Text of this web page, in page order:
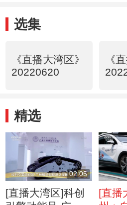
选集
《直播大湾区》
20220620
《
精选
02:05
[直播大湾区]科创
[直播